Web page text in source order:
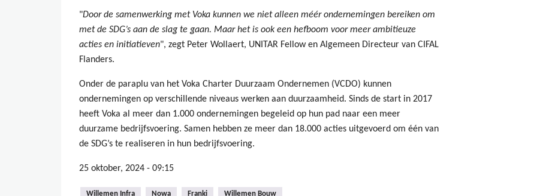
"Door de samenwerking met Voka kunnen we niet alleen méér ondernemingen bereiken om
met de SDG’s aan de slag te gaan. Maar het is ook een hefboom voor meer ambitieuze
acties en initiatieven", zegt Peter Wollaert, UNITAR Fellow en Algemeen Directeur van CIFAL
Flanders.
Onder de paraplu van het Voka Charter Duurzaam Ondernemen (VCDO) kunnen
ondernemingen op verschillende niveaus werken aan duurzaamheid. Sinds de start in 2017
heeft Voka al meer dan 1.000 ondernemingen begeleid op hun pad naar een meer
duurzame bedrijfsvoering. Samen hebben ze meer dan 18.000 acties uitgevoerd om één van
de SDG’s te realiseren in hun bedrijfsvoering.
25 oktober, 2024 - 09:15
Willemen Infra Nowa Franki Willemen Bouw